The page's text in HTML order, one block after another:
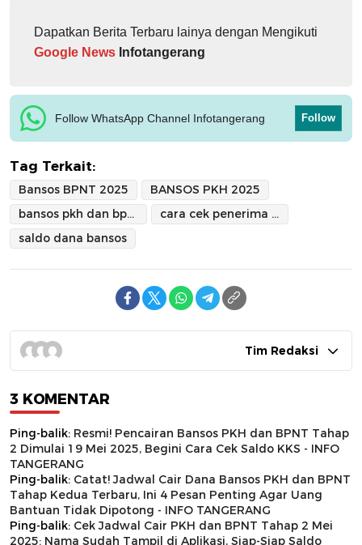
Dapatkan Berita Terbaru lainya dengan Mengikuti
Google News Infotangerang
Follow WhatsApp Channel Infotangerang Follow
Tag Terkait:
Bansos BPNT 2025
BANSOS PKH 2025
bansos pkh dan bpnt
cara cek penerima bansos
saldo dana bansos
Tim Redaksi
3 KOMENTAR
Ping-balik: Resmi! Pencairan Bansos PKH dan BPNT Tahap
2 Dimulai 19 Mei 2025, Begini Cara Cek Saldo KKS - INFO
TANGERANG
Ping-balik: Catat! Jadwal Cair Dana Bansos PKH dan BPNT
Tahap Kedua Terbaru, Ini 4 Pesan Penting Agar Uang
Bantuan Tidak Dipotong - INFO TANGERANG
Ping-balik: Cek Jadwal Cair PKH dan BPNT Tahap 2 Mei
2025: Nama Sudah Tampil di Aplikasi, Siap-Siap Saldo